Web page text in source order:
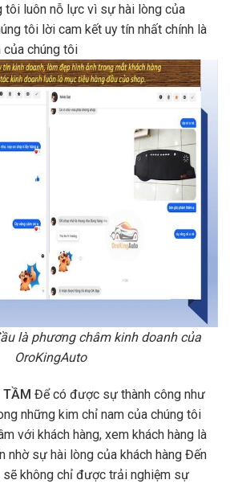
tôi luôn nỗ lực vì sự hài lòng của
tôi lời cam kết uy tín nhất chính là
chúng tôi
là phương châm kinh doanh của
OroKingAuto
TẦM Để có được sự thành công như
những kim chỉ nam của chúng tôi
với khách hàng, xem khách hàng là
nhờ sự hài lòng của khách hàng Đến
sẽ không chỉ được trải nghiệm sự